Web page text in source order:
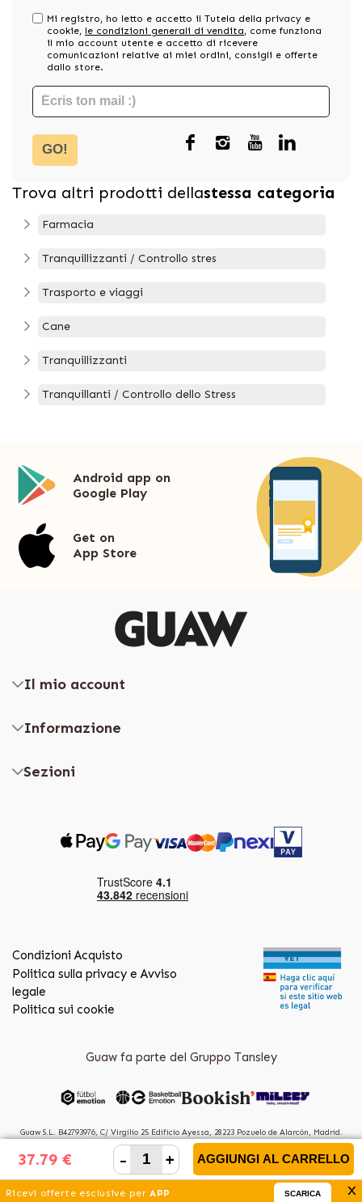
37.79 € - + AGGIUNGI AL CARRELLO
Mi registro, ho letto e accetto il Tutela della privacy e
cookie, le condizioni generali di vendita, come funziona
il mio account utente e accetto di ricevere
comunicazioni relative ai miei ordini, consigli e offerte
dallo store.
GO!
Trova altri prodotti dellastessa categoria
Farmacia
Tranquillizzanti / Controllo stres
Trasporto e viaggi
Cane
Tranquillizzanti
Tranquillanti / Controllo dello Stress
Ricevi offerte esclusive perAPP SCARICA x
Android app on
Google Play
Get on
App Store
Il mio account
Informazione
Sezioni
Condizioni Acquisto
Politica sulla privacy e Avviso
legale
Politica sui cookie
Guaw fa parte del Gruppo Tansley
Guaw S.L. B42793976, C/ Virgilio 25 Edificio Ayessa, 28223 Pozuelo de Alarcón, Madrid.
(Spain)